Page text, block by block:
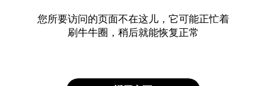
您所要访问的页面不在这儿，它可能正忙着
刷牛牛圈，稍后就能恢复正常